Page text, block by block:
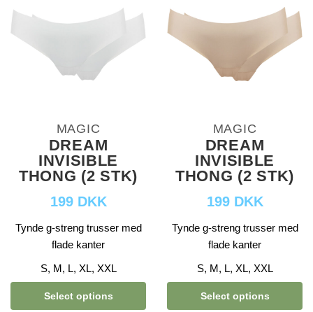
MAGIC
DREAM
INVISIBLE
THONG (2 STK)
199 DKK
Tynde g-streng trusser med
flade kanter
S, M, L, XL, XXL
Select options
MAGIC
DREAM
INVISIBLE
THONG (2 STK)
199 DKK
Tynde g-streng trusser med
flade kanter
S, M, L, XL, XXL
Select options